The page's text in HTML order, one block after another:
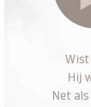
Wist
Hij
Net